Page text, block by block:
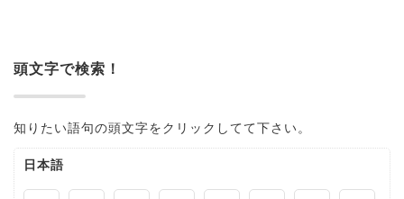
頭文字で検索！
知りたい語句の頭文字をクリックしてて下さい。
日本語